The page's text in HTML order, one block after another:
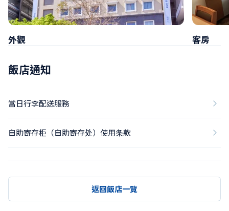
外觀 客房
飯店通知
當日行李配送服務
自助寄存柜（自助寄存处）使用条款
返回飯店一覽